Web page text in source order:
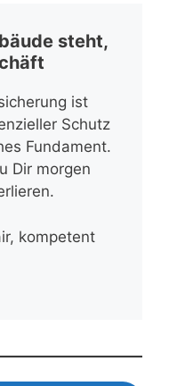
steht,
ist
Schutz
Fundament.
Dir morgen
kompetent